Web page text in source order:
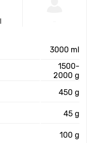
3000 ml
1500-
2000 g
450 g
45 g
100 g